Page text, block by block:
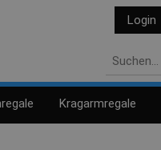
Login
Kragarmregale